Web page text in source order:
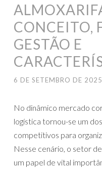
CONCEITO,
GESTÃO E
6 DE SETEMBRO DE 2025
No dinâmico mercado
logística tornou-se um
competitivos para
Nesse cenário, o setor
um papel de vital